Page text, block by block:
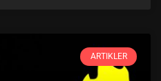
ARTIKLER